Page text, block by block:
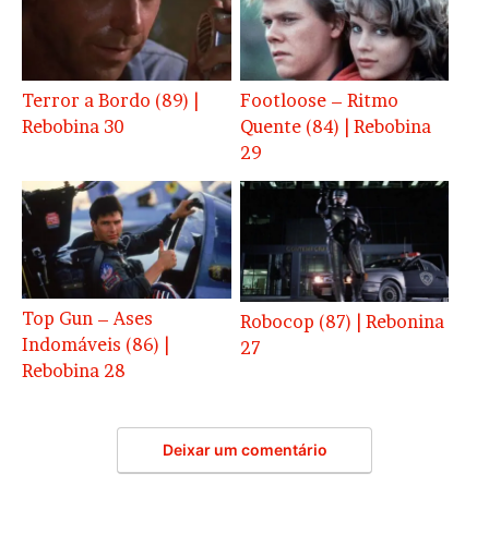
Terror a Bordo (89) |
Rebobina 30
Footloose – Ritmo
Quente (84) | Rebobina
29
Top Gun – Ases
Indomáveis (86) |
Rebobina 28
Robocop (87) | Rebonina
27
Deixar um comentário